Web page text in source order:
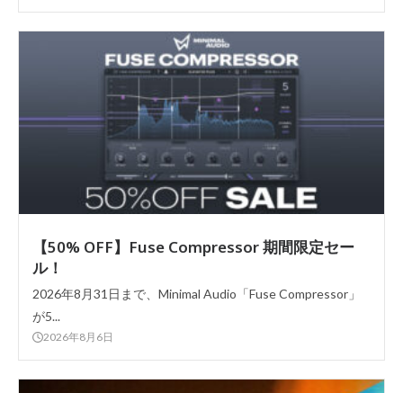
【50% OFF】Fuse Compressor 期間限定セー
ル！
2026年8月31日まで、Minimal Audio「Fuse Compressor」
が5...
2026年8月6日